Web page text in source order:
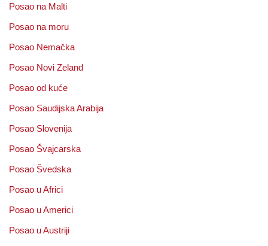
Posao na Malti
Posao na moru
Posao Nemačka
Posao Novi Zeland
Posao od kuće
Posao Saudijska Arabija
Posao Slovenija
Posao Švajcarska
Posao Švedska
Posao u Africi
Posao u Americi
Posao u Austriji